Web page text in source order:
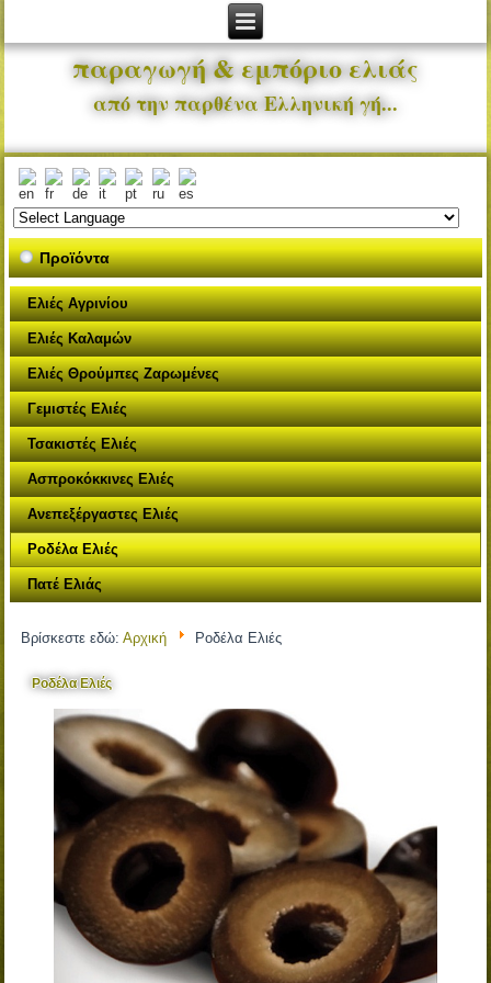
παραγωγή & εμπόριο ελιάς
από την παρθένα Ελληνική γή...
Προϊόντα
Ελιές Αγρινίου
Ελιές Καλαμών
Ελιές Θρούμπες Ζαρωμένες
Γεμιστές Ελιές
Τσακιστές Ελιές
Ασπροκόκκινες Ελιές
Ανεπεξέργαστες Ελιές
Ροδέλα Ελιές
Πατέ Ελιάς
Βρίσκεστε εδώ:Αρχική Ροδέλα Ελιές
Ροδέλα Ελιές